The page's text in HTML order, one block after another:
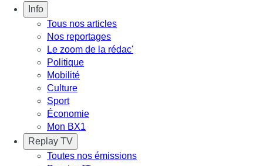
Info
Tous nos articles
Nos reportages
Le zoom de la rédac'
Politique
Mobilité
Culture
Sport
Économie
Mon BX1
Replay TV
Toutes nos émissions